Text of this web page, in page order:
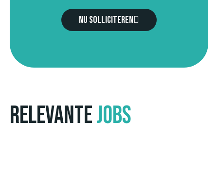
Nu solliciteren
Relevantejobs